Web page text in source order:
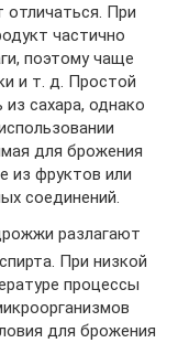
отличаться. При
частично
поэтому чаще
и т. д. Простой
сахара, однако
для брожения
из фруктов или
соединений.
разлагают
При низкой
процессы
для брожения